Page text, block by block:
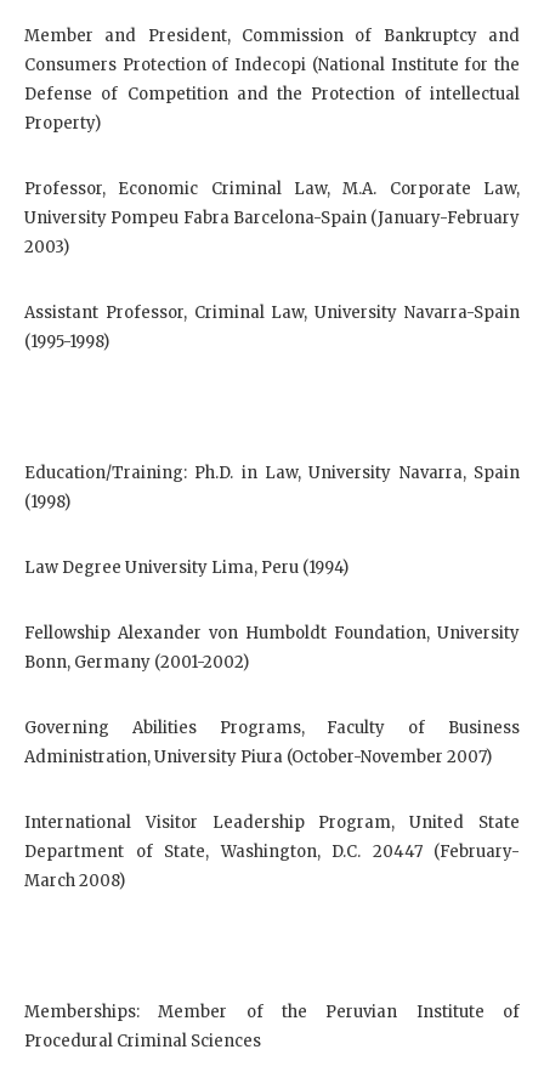
Member and President, Commission of Bankruptcy and
Consumers Protection of Indecopi (National Institute for the
Defense of Competition and the Protection of intellectual
Property)
Professor, Economic Criminal Law, M.A. Corporate Law,
University Pompeu Fabra Barcelona-Spain (January-February
2003)
Assistant Professor, Criminal Law, University Navarra-Spain
(1995-1998)
Education/Training: Ph.D. in Law, University Navarra, Spain
(1998)
Law Degree University Lima, Peru (1994)
Fellowship Alexander von Humboldt Foundation, University
Bonn, Germany (2001-2002)
Governing Abilities Programs, Faculty of Business
Administration, University Piura (October-November 2007)
International Visitor Leadership Program, United State
Department of State, Washington, D.C. 20447 (February-
March 2008)
Memberships: Member of the Peruvian Institute of
Procedural Criminal Sciences